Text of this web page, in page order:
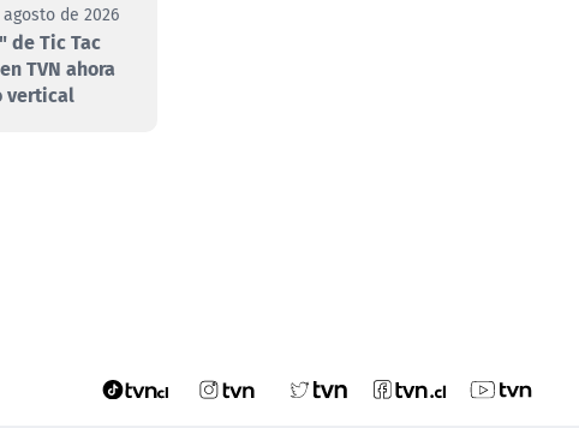
de 2026
de Tic Tac
TVN ahora
vertical